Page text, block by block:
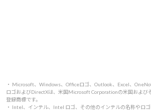
・ Microsoft、Windows、Officeロゴ、Outlook、Excel、
ロゴおよびDirectXは、米国Microsoft Corporationの米国および
登録商標です。
・ Intel、インテル、Intel ロゴ、その他のインテルの名称やロ